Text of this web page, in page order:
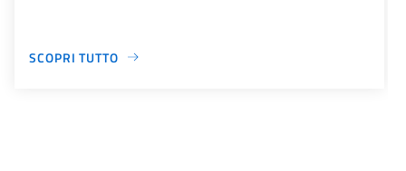
SCOPRI TUTTO